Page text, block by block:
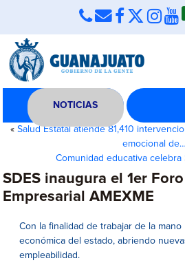
NOTICIAS
« Salud Estatal atiende 81,410
emocional de…
Comunidad educativa celebra
SDES inaugura el 1er
Empresarial AMEXME
Con la finalidad de trabajar de la
económica del estado, abriendo
empleabilidad.